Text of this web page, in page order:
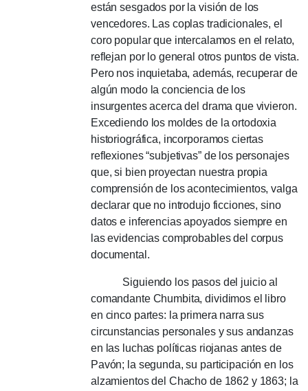
están sesgados por la visión de los
vencedores. Las coplas tradicionales, el
coro popular que intercalamos en el relato,
reflejan por lo general otros puntos de vista.
Pero nos inquietaba, además, recuperar de
algún modo la conciencia de los
insurgentes acerca del drama que vivieron.
Excediendo los moldes de la ortodoxia
historiográfica, incorporamos ciertas
reflexiones “subjetivas” de los personajes
que, si bien proyectan nuestra propia
comprensión de los acontecimientos, valga
declarar que no introdujo ficciones, sino
datos e inferencias apoyados siempre en
las evidencias comprobables del corpus
documental.
Siguiendo los pasos del juicio al
comandante Chumbita, dividimos el libro
en cinco partes: la primera narra sus
circunstancias personales y sus andanzas
en las luchas políticas riojanas antes de
Pavón; la segunda, su participación en los
alzamientos del Chacho de 1862 y 1863; la